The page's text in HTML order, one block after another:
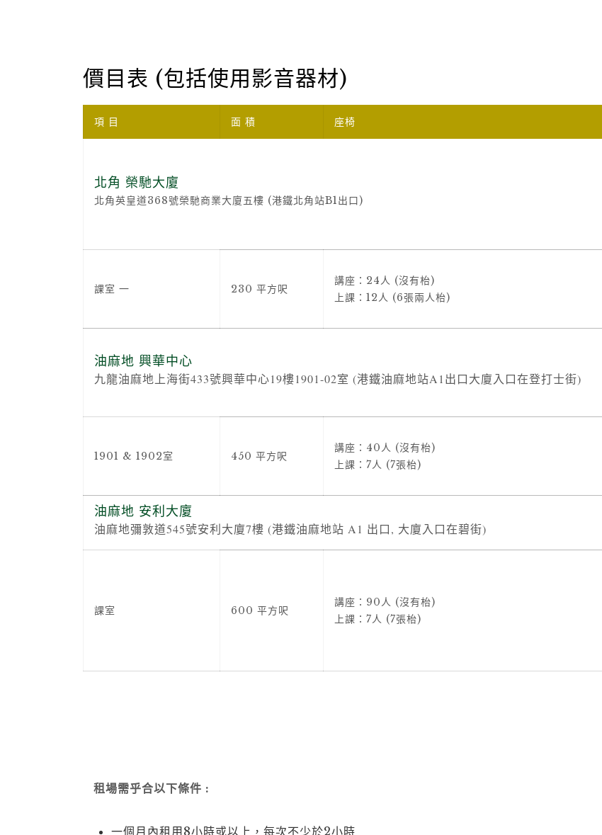
價目表 (包括使用影音器材)
項 目 面 積 座椅
北角 榮馳大廈
北角英皇道368號榮馳商業大廈五樓 (港鐵北角站B1出口)
課室 一 230 平方呎
講座：24人 (沒有枱)
上課：12人 (6張兩人枱)
油麻地 興華中心
九龍油麻地上海街433號興華中心19樓1901-02室 (港鐵油麻地站A1出口大廈入口在登打士街)
1901 & 1902室 450 平方呎
講座：40人 (沒有枱)
上課：7人 (7張枱)
油麻地 安利大廈
油麻地彌敦道545號安利大廈7樓 (港鐵油麻地站 A1 出口, 大廈入口在碧街)
課室 600 平方呎
講座：90人 (沒有枱)
上課：7人 (7張枱)
租場需乎合以下條件 :
一個月內租用8小時或以上，每次不少於2小時